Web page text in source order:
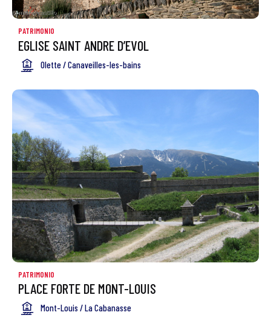
PATRIMONIO
EGLISE SAINT ANDRE D’EVOL
Olette / Canaveilles-les-bains
PATRIMONIO
PLACE FORTE DE MONT-LOUIS
Mont-Louis / La Cabanasse